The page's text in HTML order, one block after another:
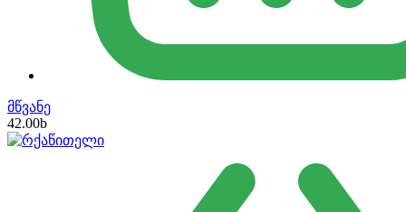
მწვანე
42.00b